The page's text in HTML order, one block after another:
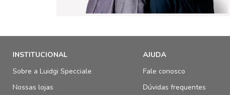
INSTITUCIONAL
Sobre a Luidgi Specciale
Nossas lojas
AJUDA
Fale conosco
Dúvidas frequentes